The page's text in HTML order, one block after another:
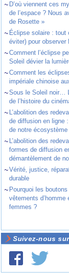
~ D’où viennent ces
de l’espace ? Nous
de Rosette »
~ Éclipse solaire : tout
éviter) pour
~Comment l’éclipse
Soleil dévier la
~Comment les
impériale chinoise
~Sous le Soleil noir…
de l’histoire du
~ L’abolition des
de diffusion en ligne
de notre
~ L’abolition des
formes de diffusion
démantèlement de
~Vérité, justice,
durable
~ Pourquoi les
vêtements
femmes ?
Suivez-nous